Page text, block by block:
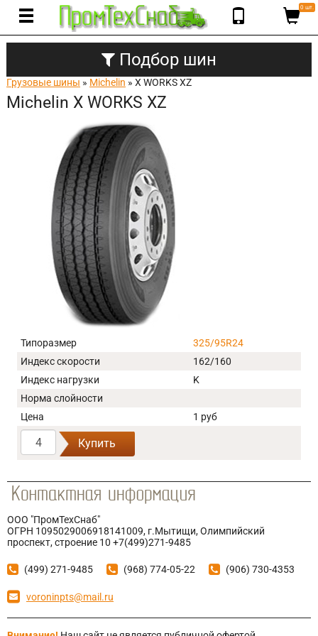
0 шт.
Подбор шин
Грузовые шины » Michelin » X WORKS XZ
Michelin X WORKS XZ
Типоразмер
325/95R24
Индекс скорости
162/160
Индекс нагрузки
K
Норма слойности
Цена
1 руб
Купить
ООО "ПромТехСнаб"
ОГРН 1095029006918141009, г.Мытищи, Олимпийский
проспект, строение 10 +7(499)271-9485
(499) 271-9485 (968) 774-05-22 (906) 730-4353
voroninpts@mail.ru